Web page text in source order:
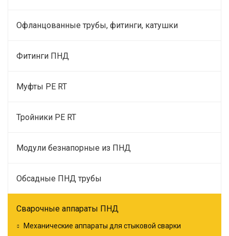
Офланцованные трубы, фитинги, катушки
Фитинги ПНД
Муфты PE RT
Тройники PE RT
Модули безнапорные из ПНД
Обсадные ПНД трубы
Сварочные аппараты ПНД
Механические аппараты для стыковой сварки